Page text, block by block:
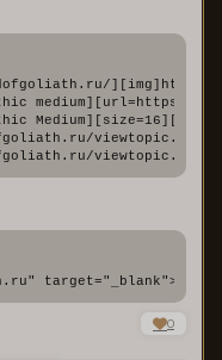
][img]https://
medium][url=https://
target="_blank"> <img
0